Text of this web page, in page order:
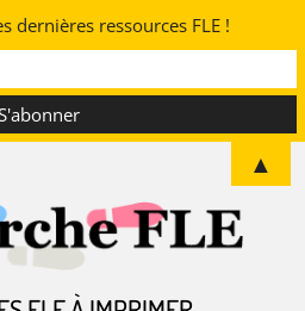
dernières ressources FLE !
▲